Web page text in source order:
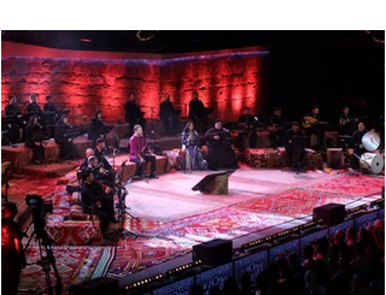
fortes affluences. Cette montée en puissance
témoigne d'une transformation des goûts
du public et de l'intégration durable du rap au
de la scène artistique nationale, depuis
au moins 15 ans. Au-delà de la performance
l'artiste Kaso, cette soirée au Théâtre d'été de